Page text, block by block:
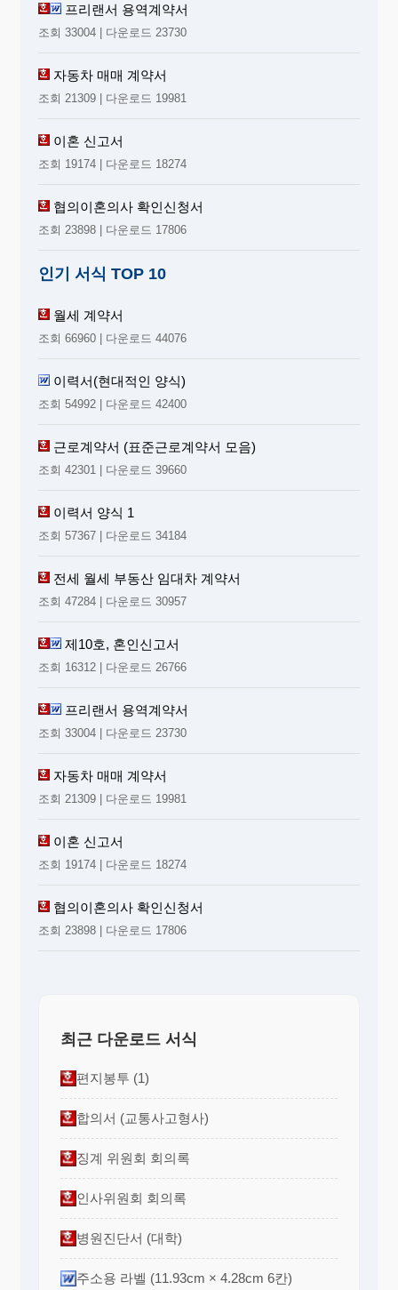
프리랜서 용역계약서
조회 33004 | 다운로드 23730
자동차 매매 계약서
조회 21309 | 다운로드 19981
이혼 신고서
조회 19174 | 다운로드 18274
협의이혼의사 확인신청서
조회 23898 | 다운로드 17806
인기 서식 TOP 10
월세 계약서
조회 66960 | 다운로드 44076
이력서(현대적인 양식)
조회 54992 | 다운로드 42400
근로계약서 (표준근로계약서 모음)
조회 42301 | 다운로드 39660
이력서 양식 1
조회 57367 | 다운로드 34184
전세 월세 부동산 임대차 계약서
조회 47284 | 다운로드 30957
제10호, 혼인신고서
조회 16312 | 다운로드 26766
프리랜서 용역계약서
조회 33004 | 다운로드 23730
자동차 매매 계약서
조회 21309 | 다운로드 19981
이혼 신고서
조회 19174 | 다운로드 18274
협의이혼의사 확인신청서
조회 23898 | 다운로드 17806
최근 다운로드 서식
편지봉투 (1)
합의서 (교통사고형사)
징계 위원회 회의록
인사위원회 회의록
병원진단서 (대학)
주소용 라벨 (11.93cm × 4.28cm 6칸)